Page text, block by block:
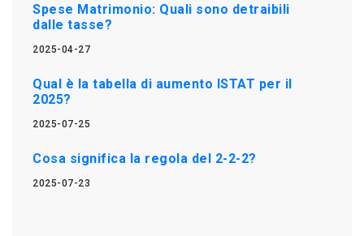
Spese Matrimonio: Quali sono detraibili
dalle tasse?
2025-04-27
Qual è la tabella di aumento ISTAT per il
2025?
2025-07-25
Cosa significa la regola del 2-2-2?
2025-07-23